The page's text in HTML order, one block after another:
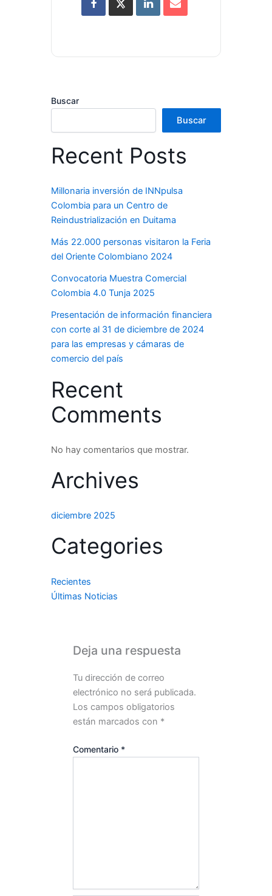
Buscar
Buscar
Recent Posts
Millonaria inversión de INNpulsa
Colombia para un Centro de
Reindustrialización en Duitama
Más 22.000 personas visitaron la Feria
del Oriente Colombiano 2024
Convocatoria Muestra Comercial
Colombia 4.0 Tunja 2025
Presentación de información financiera
con corte al 31 de diciembre de 2024
para las empresas y cámaras de
comercio del país
Recent
Comments
No hay comentarios que mostrar.
Archives
diciembre 2025
Categories
Recientes
Últimas Noticias
Deja una respuesta
Tu dirección de correo
electrónico no será publicada.
Los campos obligatorios
están marcados con *
Comentario *